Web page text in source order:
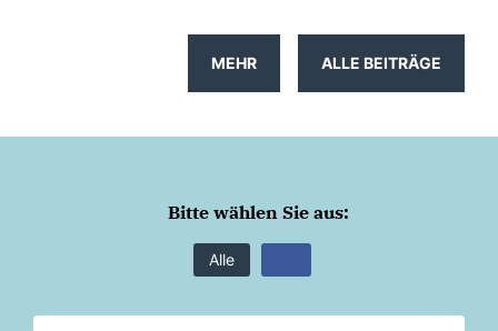
ALLE BEITRÄGE
MEHR
Bitte wählen Sie aus:
Alle